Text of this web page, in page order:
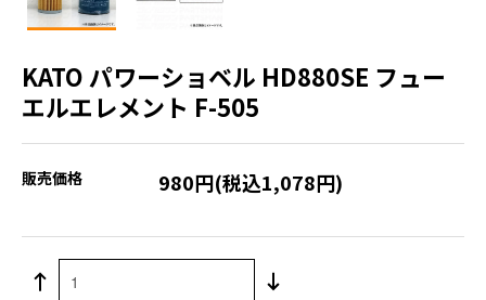
KATO パワーショベル HD880SE フュー
エルエレメント F-505
販売価格 980円(税込1,078円)